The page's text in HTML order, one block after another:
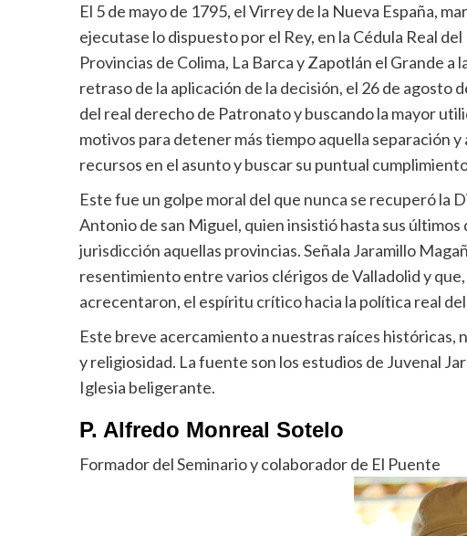
El 5 de mayo de 1795, el Virrey de la Nueva España,
ejecutase lo dispuesto por el Rey, en la Cédula Real
Provincias de Colima, La Barca y Zapotlán el Grande a
retraso de la aplicación de la decisión, el 26 de agosto
del real derecho de Patronato y buscando la mayor
motivos para detener más tiempo aquella separación
recursos en el asunto y buscar su puntual
Este fue un golpe moral del que nunca se recuperó la
Antonio de san Miguel, quien insistió hasta sus
jurisdicción aquellas provincias. Señala Jaramillo
resentimiento entre varios clérigos de Valladolid y
acrecentaron, el espíritu crítico hacia la política real
Este breve acercamiento a nuestras raíces
y religiosidad. La fuente son los estudios de Juvenal
Iglesia beligerante.
P. Alfredo Monreal Sotelo
Formador del Seminario y colaborador de El Puente